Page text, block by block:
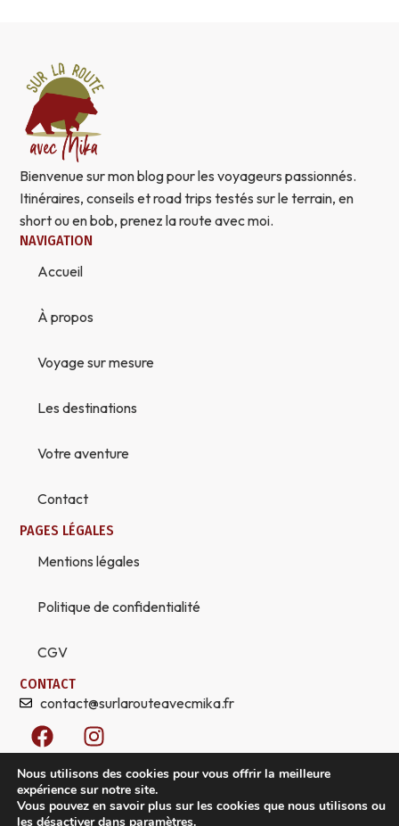
Bienvenue sur mon blog pour les voyageurs passionnés.
Itinéraires, conseils et road trips testés sur le terrain, en
short ou en bob, prenez la route avec moi.
NAVIGATION
Accueil
À propos
Voyage sur mesure
Les destinations
Votre aventure
Contact
PAGES LÉGALES
Mentions légales
Politique de confidentialité
CGV
CONTACT
contact@surlarouteavecmika.fr
F
a
c
e
b
I
n
s
t
a
Nous utilisons des cookies pour vous offrir la meilleure
expérience sur notre site.
Vous pouvez en savoir plus sur les cookies que nous utilisons ou
les désactiver dans paramètres.